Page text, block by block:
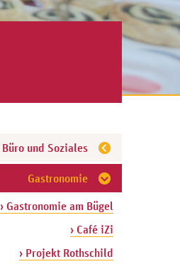
Büro und Soziales
Gastronomie
› Gastronomie am Bügel
› Café iZi
› Projekt Rothschild